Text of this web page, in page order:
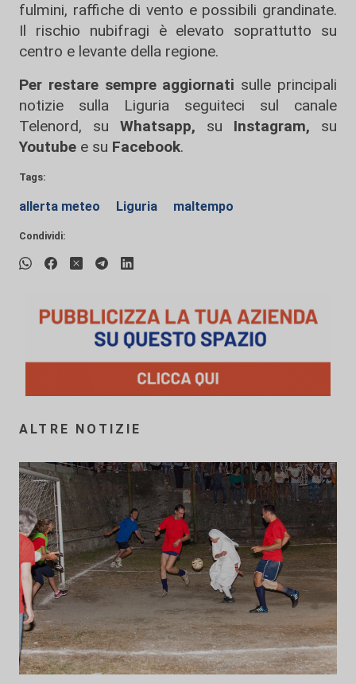
fulmini, raffiche di vento e possibili grandinate.
Il rischio nubifragi è elevato soprattutto su
centro e levante della regione.
Per restare sempre aggiornati sulle principali
notizie sulla Liguria seguiteci sul canale
Telenord, su
Whatsapp, su Instagram, su
Youtube e su Facebook.
Tags:
allerta meteo Liguria maltempo
Condividi:
ALTRE NOTIZIE